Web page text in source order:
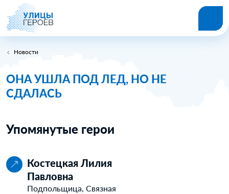
Новости
ОНА УШЛА ПОД ЛЕД, НО НЕ
СДАЛАСЬ
Упомянутые герои
Костецкая Лилия
Павловна
Подпольщица, Связная